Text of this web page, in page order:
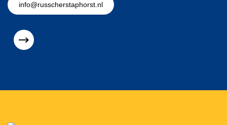
info@russcherstaphorst.nl